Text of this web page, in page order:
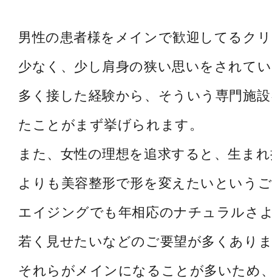
男性の患者様をメインで歓迎してるク
少なく、少し肩身の狭い思いをされて
多く接した経験から、そういう専門施
たことがまず挙げられます。
また、女性の理想を追求すると、生ま
よりも美容整形で形を変えたいという
エイジングでも年相応のナチュラルさ
若く見せたいなどのご要望が多くあり
それらがメインになることが多いため